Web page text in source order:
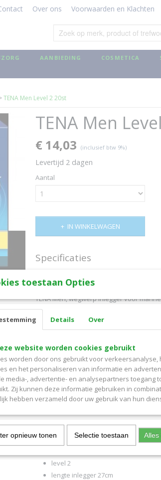
Over ons Voorwaarden en Klachten
AANBIEDING COSMETICA
TENA Men Level 2 20st
TENA Men
€ 14,03 (inclusief btw 9%)
Levertijd 2 dagen
Aantal
IN WINKELWAGEN
Specificaties
Productcode leverancier
Omschrijving
TENA Men, wegwerp inlegger voor
superabsorberende korrels zorgen
ontwikkeling van geurtjes tegen. De "Dry
absorberen en weghouden van het
katoen. Voorzien van zij-elastieken en
houden. De inlegger kan in goed
verpakt. Lengte van de inlegger is 27cm.
450ml
wegwerp inlegger
anatomisch gevormd voor heren
level 2
lengte inlegger 27cm
toestaan Opties
Details Over
website worden cookies gebruikt
worden door ons gebruikt voor
en het personaliseren van informatie en
media-, advertentie- en analysepartners toegang
Zij kunnen deze informatie gebruiken in
hebben verzameld door uw gebruik van hun
opnieuw tonen Selectie toestaan Alles